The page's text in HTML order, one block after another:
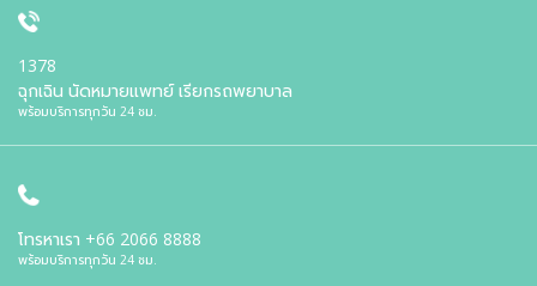
1378
ฉุกเฉิน นัดหมายแพทย์ เรียกรถพยาบาล
พร้อมบริการทุกวัน 24 ชม.
โทรหาเรา +66 2066 8888
พร้อมบริการทุกวัน 24 ชม.